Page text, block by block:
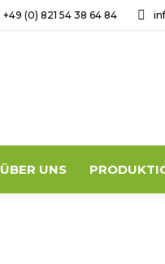
+49 (0) 821 54 38 64 84
ÜBER UNS